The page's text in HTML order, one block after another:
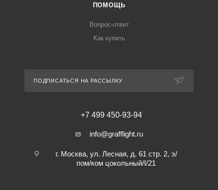
ПОМОЩЬ
Вопрос-ответ
Как купить
ПОДПИСАТЬСЯ НА РАССЫЛКУ
+7 499 450-93-94
info@grafflight.ru
г. Москва, ул. Лесная, д. 61 стр. 2, э/
пом/ком цокольный/I/21